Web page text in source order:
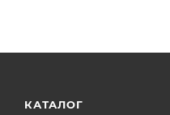
КАТАЛОГ